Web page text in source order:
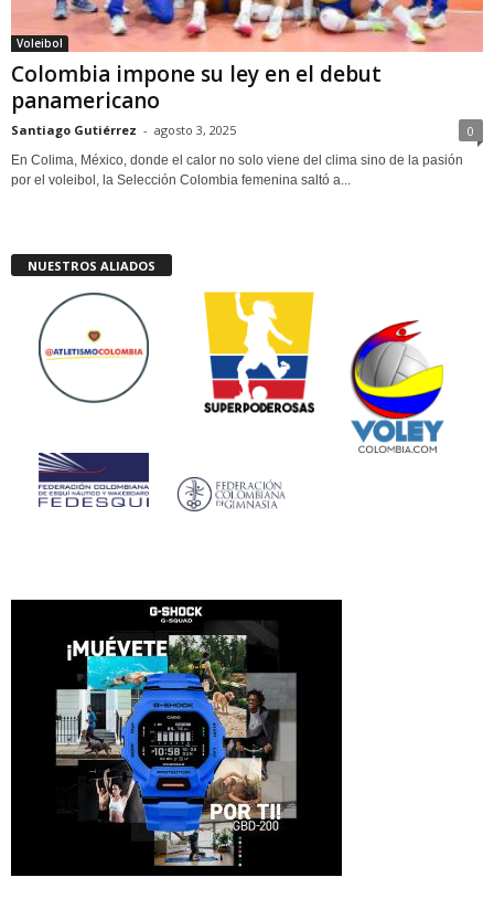
Voleibol
Colombia impone su ley en el debut
panamericano
Santiago Gutiérrez - agosto 3, 2025 0
En Colima, México, donde el calor no solo viene del clima sino de la pasión
por el voleibol, la Selección Colombia femenina saltó a...
NUESTROS ALIADOS